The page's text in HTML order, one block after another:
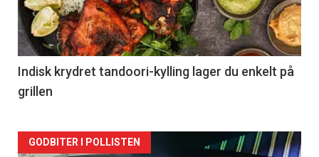
nå
-
2
Indisk krydret tandoori-kylling lager du enkelt på
grillen
Forsiden
GODBITER I POLLISTEN